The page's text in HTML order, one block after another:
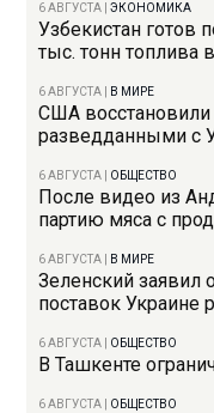
6 АВГУСТА |ЭКОНОМИКА
Узбекистан готов
тыс. тонн топлива
6 АВГУСТА В МИРЕ
США
разведданными с
6 АВГУСТА ОБЩЕСТВО
После видео из
партию мяса с
6 АВГУСТА В МИРЕ
Зеленский заявил
поставок Украине
6 АВГУСТА ОБЩЕСТВО
В Ташкенте
6 АВГУСТА ОБЩЕСТВО